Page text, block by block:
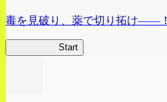
毒を見破り、薬で切り拓け――！
Start